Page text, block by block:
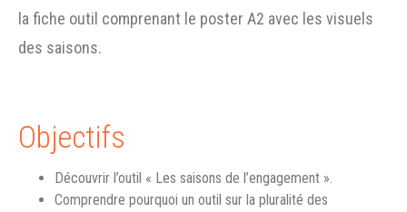
la fiche outil comprenant le poster A2 avec les visuels
des saisons.
Objectifs
Découvrir l’outil « Les saisons de l’engagement ».
Comprendre pourquoi un outil sur la pluralité des